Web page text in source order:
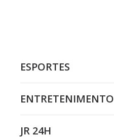
ESPORTES
ENTRETENIMENTO
JR 24H